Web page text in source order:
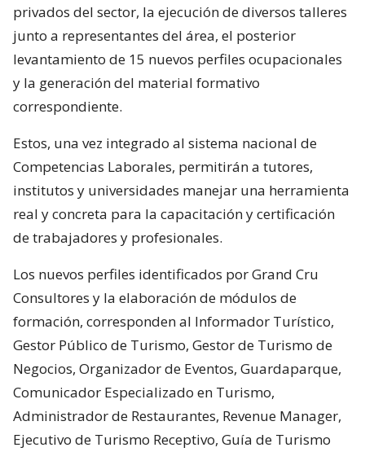
privados del sector, la ejecución de diversos talleres
junto a representantes del área, el posterior
levantamiento de 15 nuevos perfiles ocupacionales
y la generación del material formativo
correspondiente.
Estos, una vez integrado al sistema nacional de
Competencias Laborales, permitirán a tutores,
institutos y universidades manejar una herramienta
real y concreta para la capacitación y certificación
de trabajadores y profesionales.
Los nuevos perfiles identificados por Grand Cru
Consultores y la elaboración de módulos de
formación, corresponden al Informador Turístico,
Gestor Público de Turismo, Gestor de Turismo de
Negocios, Organizador de Eventos, Guardaparque,
Comunicador Especializado en Turismo,
Administrador de Restaurantes, Revenue Manager,
Ejecutivo de Turismo Receptivo, Guía de Turismo